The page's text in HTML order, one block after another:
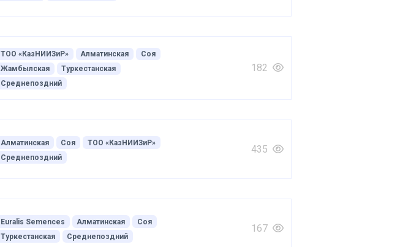
ТОО «КазНИИЗиР» Алматинская
Соя
Жамбылская
Туркестанская
Среднепоздний
182
Алматинская Соя
ТОО «КазНИИЗиР»
Среднепоздний
435
Euralis Semences Алматинская
Соя
Туркестанская
Среднепоздний
167